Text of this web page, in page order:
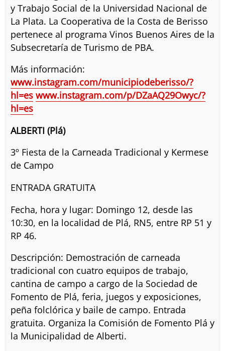
y Trabajo Social de la Universidad Nacional de
La Plata. La Cooperativa de la Costa de Berisso
pertenece al programa Vinos Buenos Aires de la
Subsecretaría de Turismo de PBA.
Más información:
www.instagram.com/municipiodeberisso/?
hl=es www.instagram.com/p/DZaAQ29Owyc/?
hl=es
ALBERTI (Plá)
3º Fiesta de la Carneada Tradicional y Kermese
de Campo
ENTRADA GRATUITA
Fecha, hora y lugar: Domingo 12, desde las
10:30, en la localidad de Plá, RN5, entre RP 51 y
RP 46.
Descripción: Demostración de carneada
tradicional con cuatro equipos de trabajo,
cantina de campo a cargo de la Sociedad de
Fomento de Plá, feria, juegos y exposiciones,
peña folclórica y baile de campo. Entrada
gratuita. Organiza la Comisión de Fomento Plá y
la Municipalidad de Alberti.